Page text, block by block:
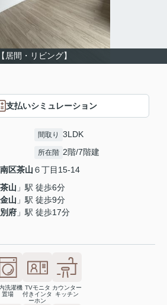
【居間・リビング】
支払いシミュレーション
間取り 3LDK
所在階 2階/7階建
区茶山 ６丁目15-14
茶山 」駅 徒歩6分
金山 」駅 徒歩9分
別府 」駅 徒歩17分
洗濯機
置場
TVモニタ
付きインタ
ーホン
カウンター
キッチン